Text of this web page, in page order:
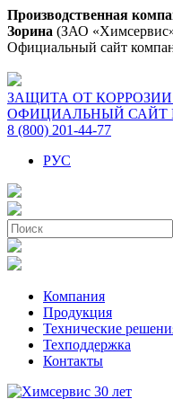
Производственная
Зорина (ЗАО
Официальный сайт
ЗАЩИТА ОТ
ОФИЦИАЛЬНЫЙ САЙТ
8 (800) 201-44-77
РУС
Компания
Продукция
Технические
Техподдержка
Контакты